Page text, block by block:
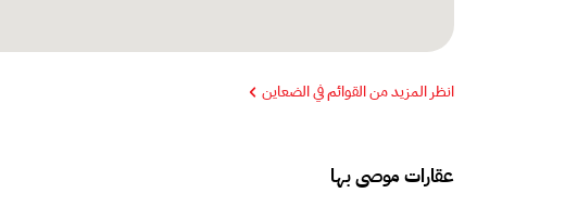
انظر المزيد من القوائم في الضعاين
عقارات موصى بها